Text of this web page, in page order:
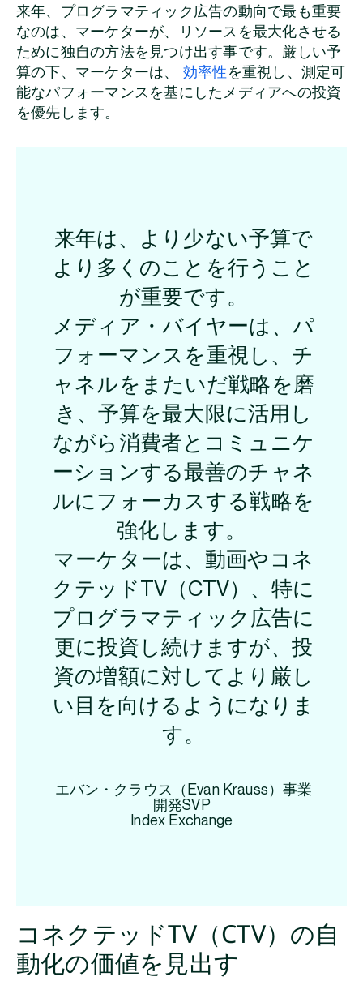
来年、プログラマティック広告の動向で最も重要
なのは、マーケターが、リソースを最大化させる
ために独自の方法を見つけ出す事です。厳しい予
算の下、マーケターは、 効率性を重視し、測定可
能なパフォーマンスを基にしたメディアへの投資
を優先します。
来年は、より少ない予算で
より多くのことを行うこと
が重要です。
メディア・バイヤーは、パ
フォーマンスを重視し、チ
ャネルをまたいだ戦略を磨
き、予算を最大限に活用し
ながら消費者とコミュニケ
ーションする最善のチャネ
ルにフォーカスする戦略を
強化します。
マーケターは、動画やコネ
クテッドTV（CTV）、特に
プログラマティック広告に
更に投資し続けますが、投
資の増額に対してより厳し
い目を向けるようになりま
す。
エバン・クラウス（Evan Krauss）事業
開発SVP
Index Exchange
コネクテッドTV（CTV）の自
動化の価値を見出す